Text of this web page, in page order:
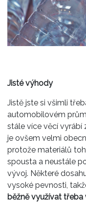
Jisté výhody
Jistě jste si všimli
automobilovém
stále více věcí vyrábí
je ovšem velmi
protože materiálů
spousta a neustále
vývoj. Některé
vysoké pevnosti,
běžně využívat třeba